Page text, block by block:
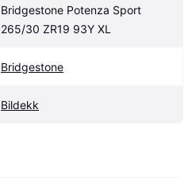
Bridgestone Potenza Sport
265/30 ZR19 93Y XL
Bridgestone
Bildekk